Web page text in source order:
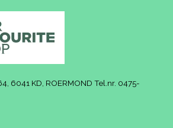
6041 KD, ROERMOND Tel.nr. 0475-